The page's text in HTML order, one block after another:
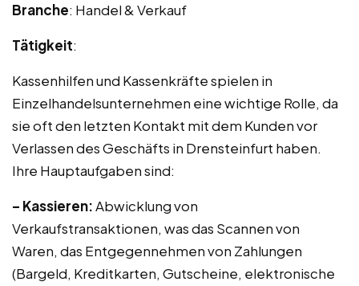
Branche: Handel & Verkauf
Tätigkeit:
Kassenhilfen und Kassenkräfte spielen in
Einzelhandelsunternehmen eine wichtige Rolle, da
sie oft den letzten Kontakt mit dem Kunden vor
Verlassen des Geschäfts in Drensteinfurt haben.
Ihre Hauptaufgaben sind:
– Kassieren:Abwicklung von
Verkaufstransaktionen, was das Scannen von
Waren, das Entgegennehmen von Zahlungen
(Bargeld, Kreditkarten, Gutscheine, elektronische